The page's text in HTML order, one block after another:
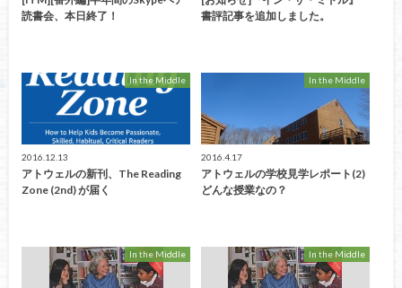
読書会、本日終了！
書評記事を追加しました。
In the Middle
2016.12.13
アトウェルの新刊、The Reading
Zone (2nd) が届く
In the Middle
2016.4.17
アトウェルの学校見学レポート(2)
どんな授業なの？
In the Middle In the Middle